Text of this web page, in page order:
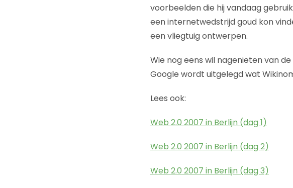
voorbeelden die hij vandaag
een internetwedstrijd goud kon
een vliegtuig ontwerpen.
Wie nog eens wil nagenieten van
Google wordt uitgelegd wat
Lees ook:
Web 2.0 2007 in Berlijn (dag 1)
Web 2.0 2007 in Berlijn (dag 2)
Web 2.0 2007 in Berlijn (dag 3)